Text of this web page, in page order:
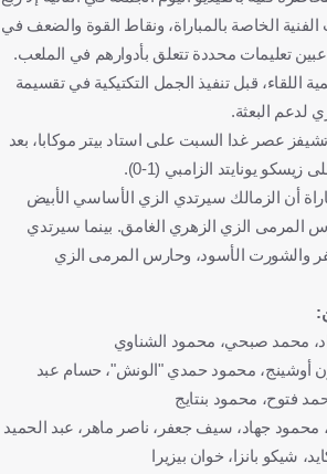
الخاصة بالمباراة، ونقاط القوة والضعف في
تعليمات محددة تتعلق بأدوارهم في الملعب.
اللقاء، قبل تنفيذ الجمل التكتيكية في تقسيمة
لدعم البعثة.
عصر غدا السبت على استاد بيتر موكابا، بعد
يونايتد الزامبي (1-0).
أن الزمالك سيرتدي الزي الأساسي الأبيض
المرمى الزي الزهري الغامق. بينما سيرتدي
والشورت الأسود، وحارس المرمى الزي
محمد صبحي، محمود الشناوي
أوشينج، محمود حمدي "الونش"، حسام عبد
فتوح، محمود بنتايج
جهاد، سيف جعفر، ناصر ماهر، عبد الحميد
شيكو بانزا، خوان بيزيرا